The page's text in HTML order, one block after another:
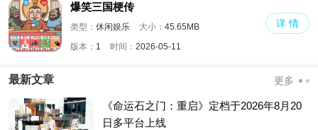
爆笑三国梗传
类型： 休闲娱乐 大小： 45.65MB
版本： 1 时间： 2026-05-11
详 情
最新文章 更多
《命运石之门：重启》定档于2026年8月20
日多平台上线